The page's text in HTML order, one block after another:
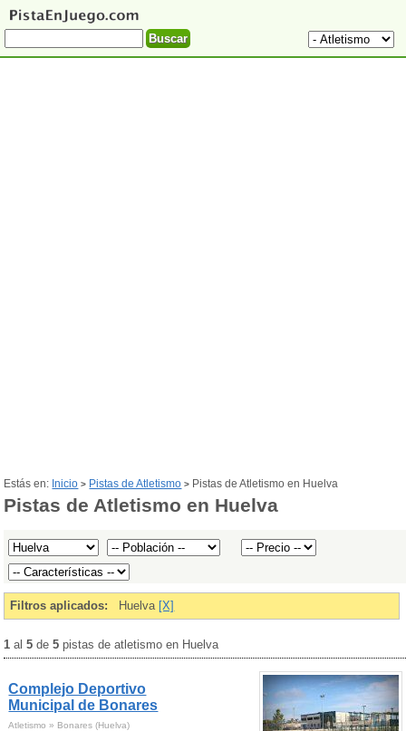
Estás en: Inicio > Pistas de Atletismo > Pistas de Atletismo en Huelva
Pistas de Atletismo en Huelva
Filtros aplicados: Huelva [X]
1 al5 de5 pistas de atletismo en Huelva
Complejo Deportivo
Municipal de Bonares
Atletismo » Bonares (Huelva)